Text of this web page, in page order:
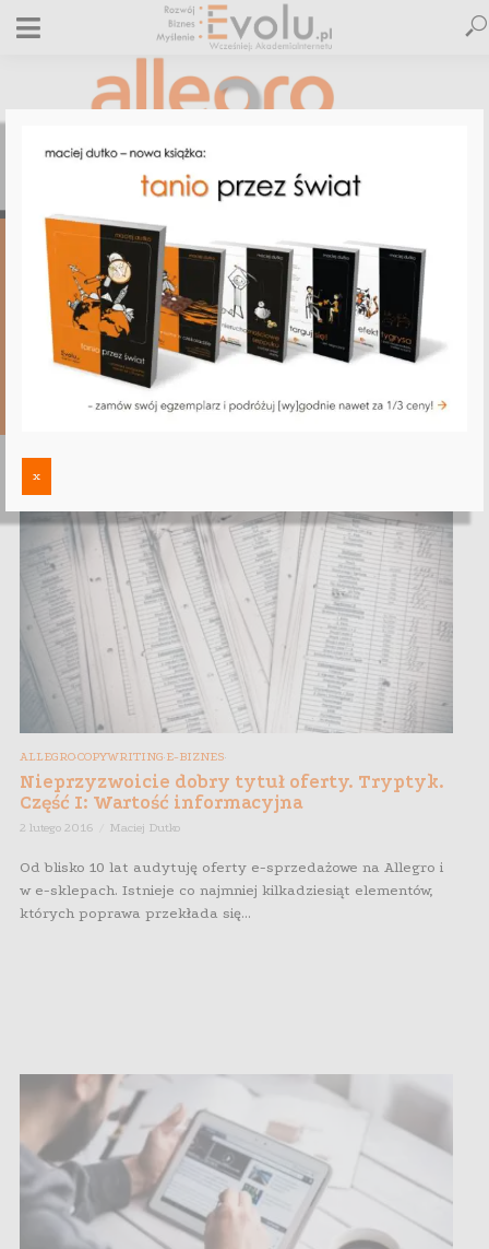
ALLEGRO AMAZON,DUTKO (P)ODPOWIADA,E-BIZNES
Czy Amazon wyprze Allegro i… dlaczego
nie?
23 lutego 2021 Maciej Dutko
4 KOMENTARZE
ALLEGROCOPYWRITING E-BIZNES
Nieprzyzwoicie dobry tytuł oferty. Tryptyk.
Część I: Wartość informacyjna
2 lutego 2016 Maciej Dutko
Od blisko 10 lat audytuję oferty e-sprzedażowe na Allegro i
w e-sklepach. Istnieje co najmniej kilkadziesiąt elementów,
których poprawa przekłada się...
x